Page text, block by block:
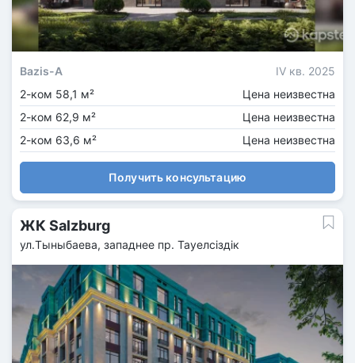
Bazis-A
IV кв. 2025
2-ком 58,1 м²
Цена неизвестна
2-ком 62,9 м²
Цена неизвестна
2-ком 63,6 м²
Цена неизвестна
Получить консультацию
ЖК Salzburg
ул.Тыныбаева, западнее пр. Тауелсіздік